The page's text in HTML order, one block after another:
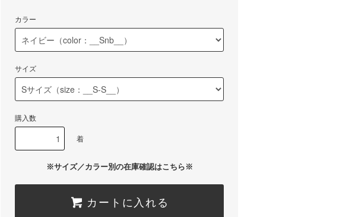
カラー
サイズ
購入数
着
※サイズ／カラー別の在庫確認はこちら※
カートに入れる